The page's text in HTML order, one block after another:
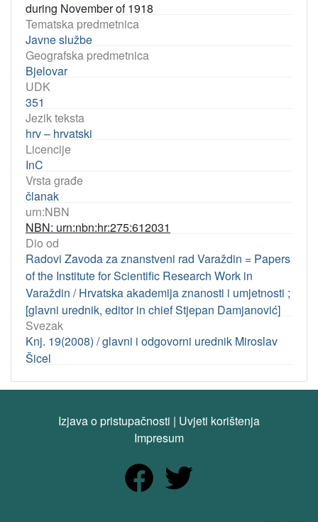
during November of 1918
Tematska predmetnica
Javne službe
Geografska predmetnica
Bjelovar
UDK
351
Jezik teksta
hrv – hrvatski
Licencije
InC
Vrsta građe
članak
urn:NBN
NBN: urn:nbn:hr:275:612031
Dio od
Radovi Zavoda za znanstveni rad Varaždin = Papers
of the Institute for Scientific Research Work in
Varaždin / Hrvatska akademija znanosti i umjetnosti ;
[glavni urednik, editor in chief Stjepan Damjanović]
Svezak
Knj. 19(2008) / glavni i odgovorni urednik Miroslav
Šicel
Izjava o pristupačnosti | Uvjeti korištenja
Impresum